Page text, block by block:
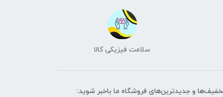
سلامت فیزیکی کالا
و جدیدترین‌های فروشگاه ما باخبر شوید: